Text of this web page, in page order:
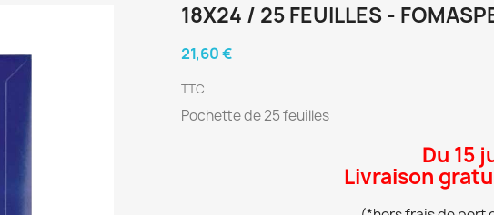
18X24 / 25 FEUILLES -
21,60 €
TTC
Pochette de 25 feuilles
Du 15
Livraison